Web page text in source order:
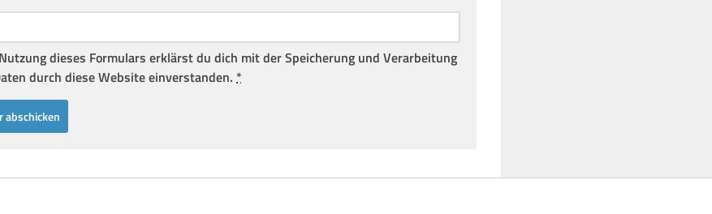
dieses Formulars erklärst du dich mit der Speicherung und Verarbeitung
durch diese Website einverstanden. *